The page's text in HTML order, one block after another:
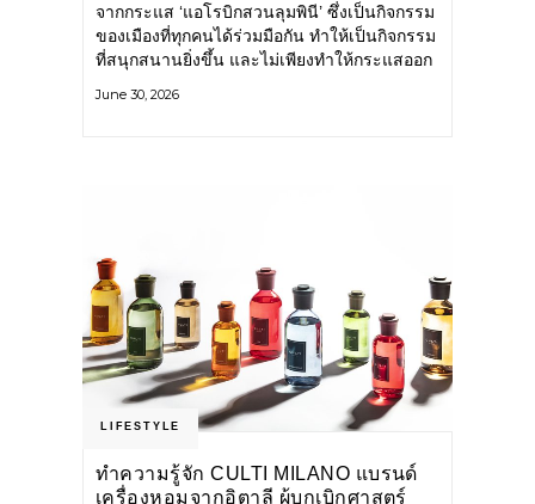
จากกระแส ‘แอโรบิกสวนลุมพินี’ ซึ่งเป็นกิจกรรม
ของเมืองที่ทุกคนได้ร่วมมือกัน ทำให้เป็นกิจกรรม
ที่สนุกสนานยิ่งขึ้น และไม่เพียงทำให้กระแสออก
กระจายไปยังหลายพื้นที่ของประเทศที่อยากออก
June 30, 2026
LIFESTYLE
ทำความรู้จัก CULTI MILANO แบรนด์
เครื่องหอมจากอิตาลี ผู้บุกเบิกศาสตร์